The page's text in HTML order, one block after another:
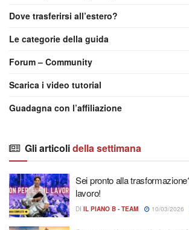
Dove trasferirsi all’estero?
Le categorie della guida
Forum – Community
Scarica i video tutorial
Guadagna con l’affiliazione
Gli articolidella settimana
Sei pronto alla
lavoro!
DI IL PIANO B - TEAM 10/03/2026